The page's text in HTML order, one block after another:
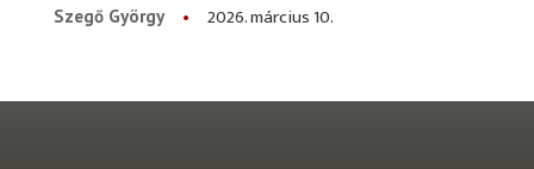
Szegő György
2026. március 10.